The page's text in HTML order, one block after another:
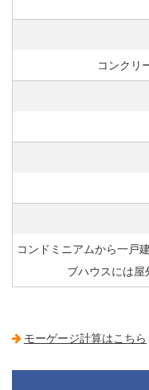
コンクリ
コンドミニアムから一戸
ブハウスには屋
モーゲージ計算はこちら